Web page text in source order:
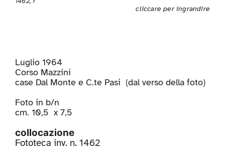
cliccare per ingrandire
Luglio 1964
Corso Mazzini
case Dal Monte e C.te Pasi (dal verso della foto)
Foto in b/n
cm. 10,5 x 7,5
collocazione
Fototeca inv. n. 1462